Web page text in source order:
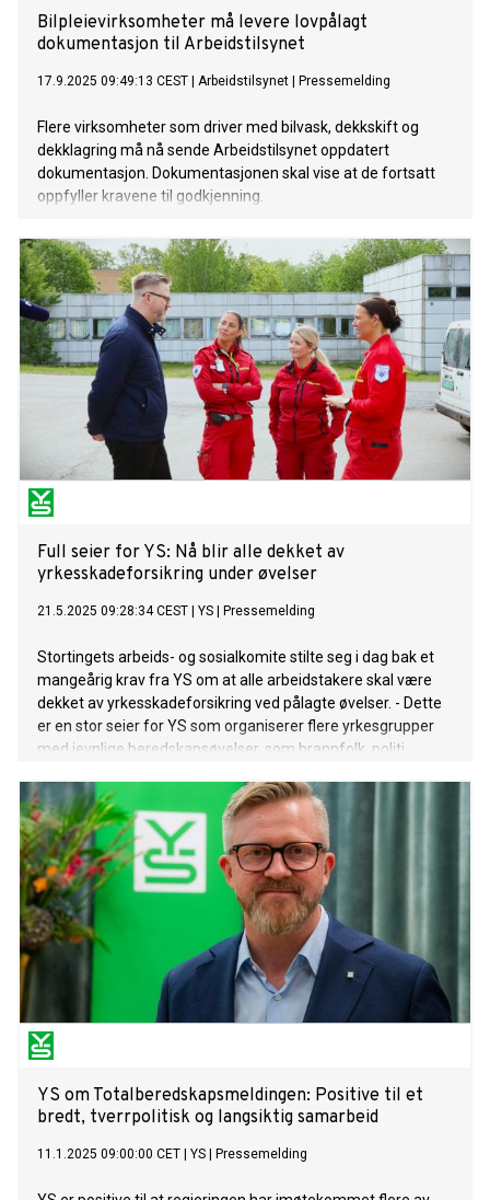
Bilpleievirksomheter må levere lovpålagt
dokumentasjon til Arbeidstilsynet
17.9.2025 09:49:13 CEST Arbeidstilsynet Pressemelding
Flere virksomheter som driver med bilvask, dekkskift og
dekklagring må nå sende Arbeidstilsynet oppdatert
dokumentasjon. Dokumentasjonen skal vise at de fortsatt
oppfyller kravene til godkjenning.
Full seier for YS: Nå blir alle dekket av
yrkesskadeforsikring under øvelser
21.5.2025 09:28:34 CEST YS Pressemelding
Stortingets arbeids- og sosialkomite stilte seg i dag bak et
mangeårig krav fra YS om at alle arbeidstakere skal være
dekket av yrkesskadeforsikring ved pålagte øvelser. - Dette
er en stor seier for YS som organiserer flere yrkesgrupper
med jevnlige beredskapsøvelser, som brannfolk, politi,
Skjæggerud.
YS om Totalberedskapsmeldingen: Positive til et
bredt, tverrpolitisk og langsiktig samarbeid
11.1.2025 09:00:00 CET YS Pressemelding